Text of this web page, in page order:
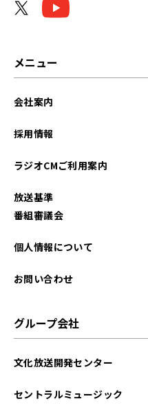
2025年09月
2025年06月
メニュー
会社案内
採用情報
ラジオCMご利用案内
放送基準
番組審議会
個人情報について
お問い合わせ
グループ会社
文化放送開発センター
セントラルミュージック